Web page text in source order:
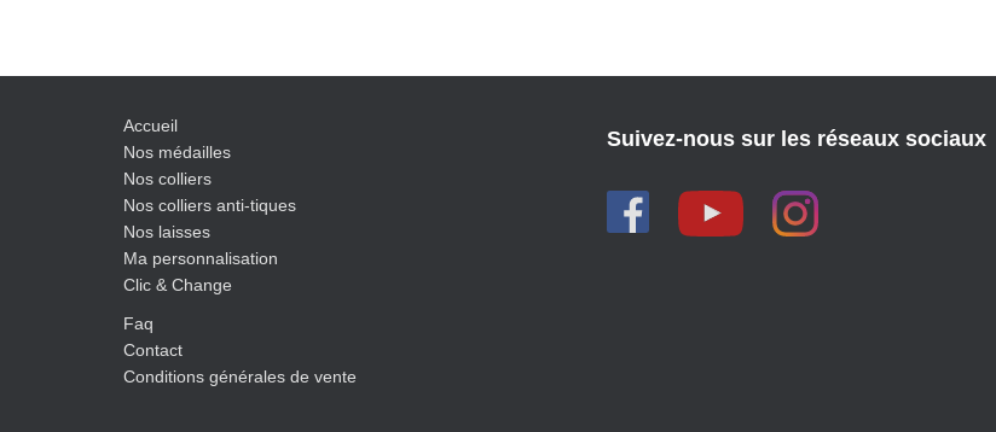
Accueil
Nos médailles
Nos colliers
Nos colliers anti-tiques
Nos laisses
Ma personnalisation
Clic & Change
Faq
Contact
Conditions générales de vente
Suivez-nous sur les réseaux sociaux